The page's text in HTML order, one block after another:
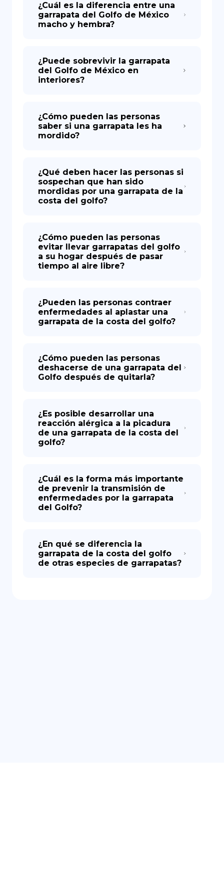
¿Cuál es la diferencia entre una
garrapata del Golfo de México
macho y hembra?
¿Puede sobrevivir la garrapata
del Golfo de México en
interiores?
¿Cómo pueden las personas
saber si una garrapata les ha
mordido?
¿Qué deben hacer las personas si
sospechan que han sido
mordidas por una garrapata de la
costa del golfo?
¿Cómo pueden las personas
evitar llevar garrapatas del golfo
a su hogar después de pasar
tiempo al aire libre?
¿Pueden las personas contraer
enfermedades al aplastar una
garrapata de la costa del golfo?
¿Cómo pueden las personas
deshacerse de una garrapata del
Golfo después de quitarla?
¿Es posible desarrollar una
reacción alérgica a la picadura
de una garrapata de la costa del
golfo?
¿Cuál es la forma más importante
de prevenir la transmisión de
enfermedades por la garrapata
del Golfo?
¿En qué se diferencia la
garrapata de la costa del golfo
de otras especies de garrapatas?